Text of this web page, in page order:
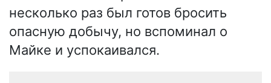
несколько раз был готов бросить
опасную добычу, но вспоминал о
Майке и успокаивался.